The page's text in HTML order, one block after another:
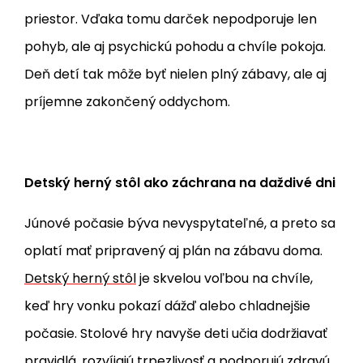
priestor. Vďaka tomu darček nepodporuje len
pohyb, ale aj psychickú pohodu a chvíle pokoja.
Deň detí tak môže byť nielen plný zábavy, ale aj
príjemne zakončený oddychom.
Detský herný stôl ako záchrana na daždivé dni
Júnové počasie býva nevyspytateľné, a preto sa
oplatí mať pripravený aj plán na zábavu doma.
Detský herný stôlje skvelou voľbou na chvíle,
keď hry vonku pokazí dážď alebo chladnejšie
počasie. Stolové hry navyše deti učia dodržiavať